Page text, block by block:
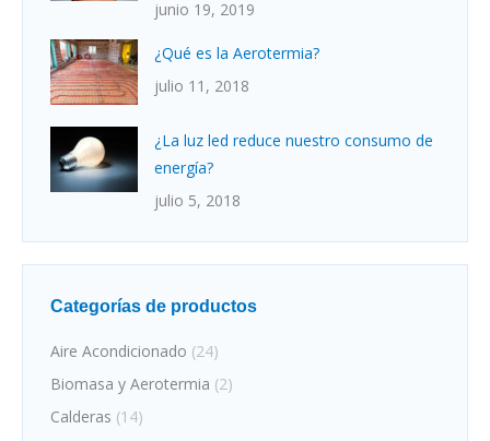
junio 19, 2019
¿Qué es la Aerotermia?
julio 11, 2018
¿La luz led reduce nuestro consumo de
energía?
julio 5, 2018
Categorías de productos
Aire Acondicionado (24)
Biomasa y Aerotermia (2)
Calderas (14)